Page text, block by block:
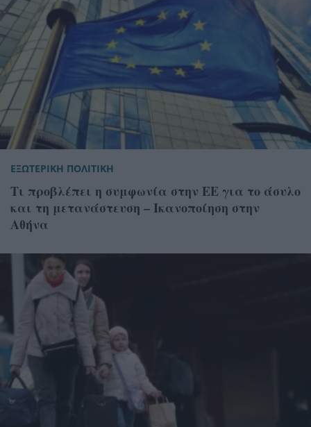
ΕΞΩΤΕΡΙΚΗ ΠΟΛΙΤΙΚΗ
Τι προβλέπει η συμφωνία στην ΕΕ για το άσυλο
και τη μετανάστευση – Ικανοποίηση στην
Αθήνα